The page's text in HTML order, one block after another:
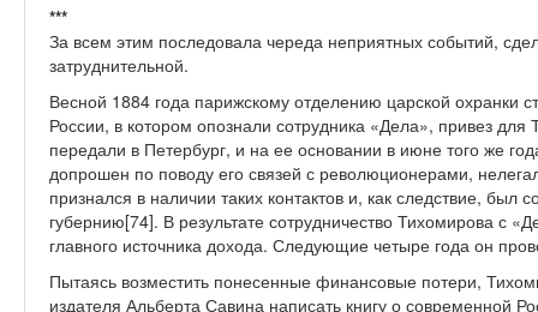
***
За всем этим последовала череда неприятных событий,
затруднительной.
Весной 1884 года парижскому отделению царской охранки
России, в котором опознали сотрудника «Дела», привез
передали в Петербург, и на ее основании в июне того же
допрошен по поводу его связей с революционерами,
признался в наличии таких контактов и, как следствие, был
губернию[74]. В результате сотрудничество Тихомирова с
главного источника дохода. Следующие четыре года он
Пытаясь возместить понесенные финансовые потери,
издателя Альберта Савина написать книгу о современной